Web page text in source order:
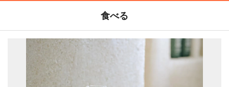
食べる